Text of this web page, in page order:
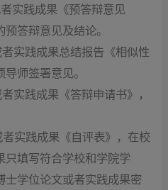
实践成果《预答辩意见
答辩意见及结论。
实践成果总结报告《相似性
师签署意见。
实践成果《答辩申请书》，
实践成果《自评表》，在校
只填写符合学校和学院学
士学位论文或者实践成果密